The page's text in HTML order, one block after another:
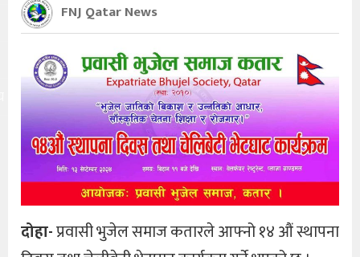
FNJ Qatar News
दोहा-प्रवासी भुजेल समाज कतारले आफ्नो १४ औं स्थापना